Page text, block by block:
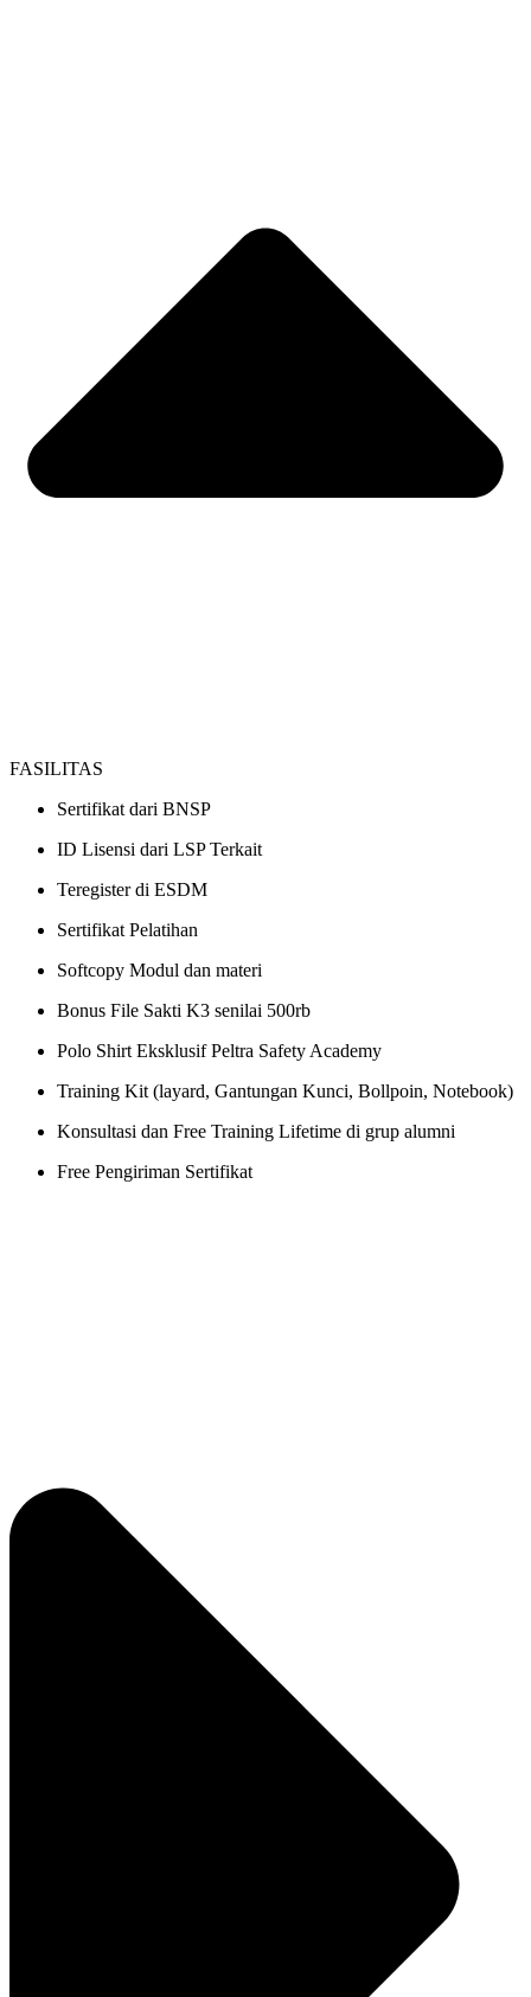
FASILITAS
Sertifikat dari BNSP
ID Lisensi dari LSP Terkait
Teregister di ESDM
Sertifikat Pelatihan
Softcopy Modul dan materi
Bonus File Sakti K3 senilai 500rb
Polo Shirt Eksklusif Peltra Safety Academy
Training Kit (layard, Gantungan Kunci, Bollpoin, Notebook)
Konsultasi dan Free Training Lifetime di grup alumni
Free Pengiriman Sertifikat